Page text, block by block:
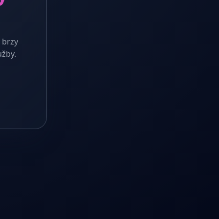
brzy